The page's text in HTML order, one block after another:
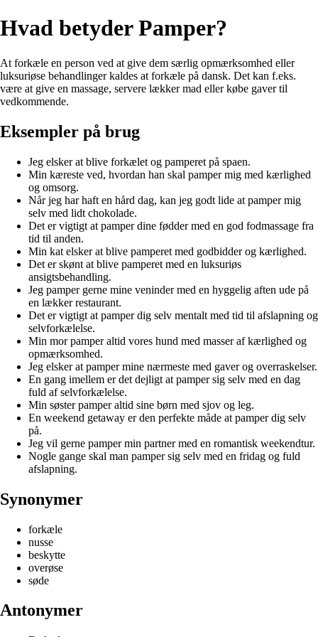
Hvad betyder Pamper?
At forkæle en person ved at give dem særlig opmærksomhed eller
luksuriøse behandlinger kaldes at forkæle på dansk. Det kan f.eks.
være at give en massage, servere lækker mad eller købe gaver til
vedkommende.
Eksempler på brug
Jeg elsker at blive forkælet og pamperet på spaen.
Min kæreste ved, hvordan han skal pamper mig med kærlighed
og omsorg.
Når jeg har haft en hård dag, kan jeg godt lide at pamper mig
selv med lidt chokolade.
Det er vigtigt at pamper dine fødder med en god fodmassage fra
tid til anden.
Min kat elsker at blive pamperet med godbidder og kærlighed.
Det er skønt at blive pamperet med en luksuriøs
ansigtsbehandling.
Jeg pamper gerne mine veninder med en hyggelig aften ude på
en lækker restaurant.
Det er vigtigt at pamper dig selv mentalt med tid til afslapning og
selvforkælelse.
Min mor pamper altid vores hund med masser af kærlighed og
opmærksomhed.
Jeg elsker at pamper mine nærmeste med gaver og overraskelser.
En gang imellem er det dejligt at pamper sig selv med en dag
fuld af selvforkælelse.
Min søster pamper altid sine børn med sjov og leg.
En weekend getaway er den perfekte måde at pamper dig selv
på.
Jeg vil gerne pamper min partner med en romantisk weekendtur.
Nogle gange skal man pamper sig selv med en fridag og fuld
afslapning.
Synonymer
forkæle
nusse
beskytte
overøse
søde
Antonymer